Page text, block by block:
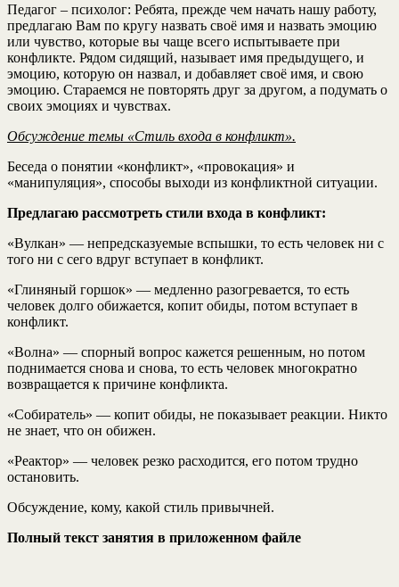
Педагог – психолог: Ребята, прежде чем начать нашу работу,
предлагаю Вам по кругу назвать своё имя и назвать эмоцию
или чувство, которые вы чаще всего испытываете при
конфликте. Рядом сидящий, называет имя предыдущего, и
эмоцию, которую он назвал, и добавляет своё имя, и свою
эмоцию. Стараемся не повторять друг за другом, а подумать о
своих эмоциях и чувствах.
Обсуждение темы «Стиль входа в конфликт».
Беседа о понятии «конфликт», «провокация» и
«манипуляция», способы выходи из конфликтной ситуации.
Предлагаю рассмотреть стили входа в конфликт:
«Вулкан» — непредсказуемые вспышки, то есть человек ни с
того ни с сего вдруг вступает в конфликт.
«Глиняный горшок» — медленно разогревается, то есть
человек долго обижается, копит обиды, потом вступает в
конфликт.
«Волна» — спорный вопрос кажется решенным, но потом
поднимается снова и снова, то есть человек многократно
возвращается к причине конфликта.
«Собиратель» — копит обиды, не показывает реакции. Никто
не знает, что он обижен.
«Реактор» — человек резко расходится, его потом трудно
остановить.
Обсуждение, кому, какой стиль привычней.
Полный текст занятия в приложенном файле